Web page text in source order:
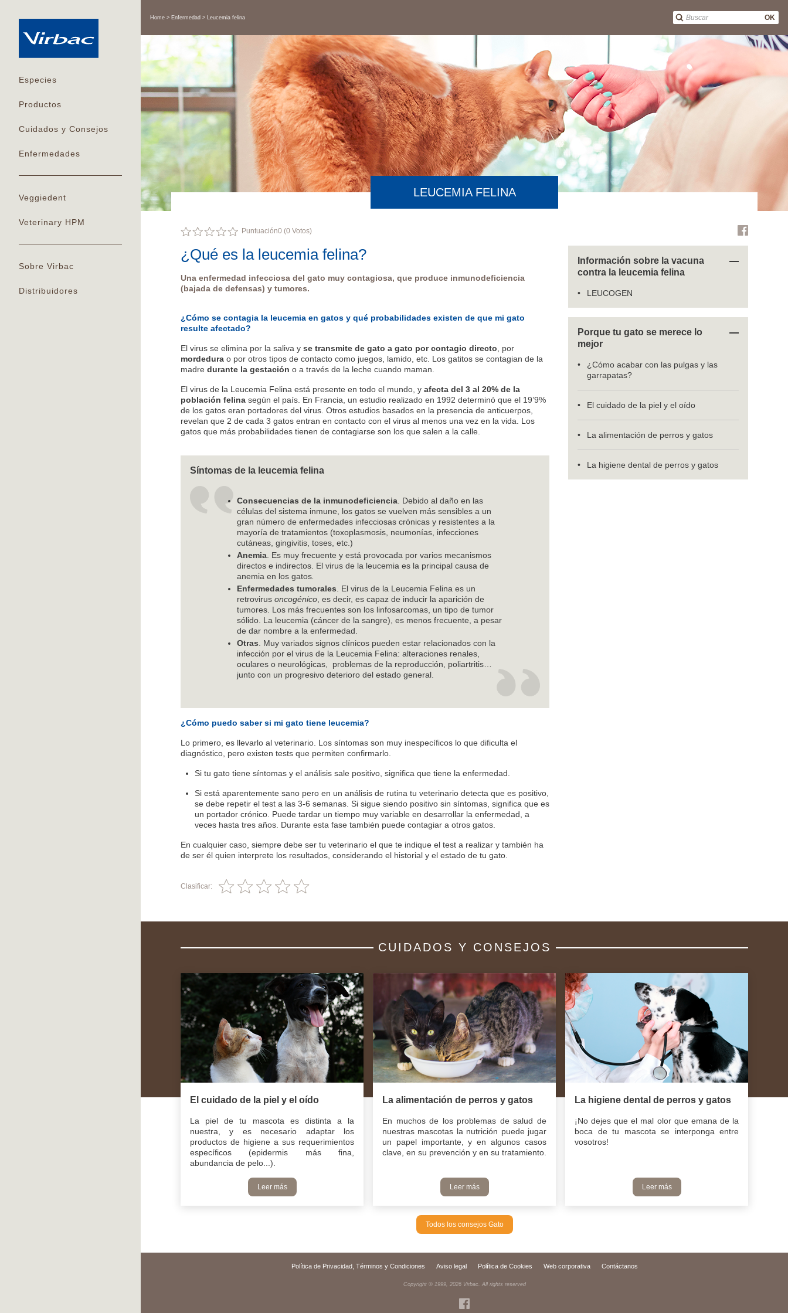
Especies
Productos
Cuidados y Consejos
Enfermedades
Veggiedent
Veterinary HPM
Sobre Virbac
Distribuidores
OK
Home Enfermedad Leucemia felina
LEUCEMIA FELINA
Puntuación0 (0 Votos)
¿Qué es la leucemia felina?
Una enfermedad infecciosa del gato muy contagiosa, que produce inmunodeficiencia
(bajada de defensas) y tumores.
¿Cómo se contagia la leucemia en gatos y qué probabilidades existen de que mi gato
resulte afectado?
El virus se elimina por la saliva y se transmite de gato a gato por contagio directo , por
mordedura o por otros tipos de contacto como juegos, lamido, etc. Los gatitos se contagian de la
madre durante la gestación o a través de la leche cuando maman.
El virus de la Leucemia Felina está presente en todo el mundo, y afecta del 3 al 20% de la
población felina según el país. En Francia, un estudio realizado en 1992 determinó que el 19’9%
de los gatos eran portadores del virus. Otros estudios basados en la presencia de anticuerpos,
revelan que 2 de cada 3 gatos entran en contacto con el virus al menos una vez en la vida. Los
gatos que más probabilidades tienen de contagiarse son los que salen a la calle.
Síntomas de la leucemia felina
Consecuencias de la inmunodeficiencia . Debido al daño en las
células del sistema inmune, los gatos se vuelven más sensibles a un
gran número de enfermedades infecciosas crónicas y resistentes a la
mayoría de tratamientos (toxoplasmosis, neumonías, infecciones
cutáneas, gingivitis, toses, etc.)
Anemia . Es muy frecuente y está provocada por varios mecanismos
directos e indirectos. El virus de la leucemia es la principal causa de
anemia en los gatos
Enfermedades tumorales . El virus de la Leucemia Felina es un
retrovirus oncogénico , es decir, es capaz de inducir la aparición de
tumores. Los más frecuentes son los linfosarcomas, un tipo de tumor
sólido. La leucemia (cáncer de la sangre), es menos frecuente, a pesar
de dar nombre a la enfermedad.
Otras . Muy variados signos clínicos pueden estar relacionados con la
infección por el virus de la Leucemia Felina: alteraciones renales,
oculares o neurológicas, problemas de la reproducción, poliartritis…
junto con un progresivo deterioro del estado general.
¿Cómo puedo saber si mi gato tiene leucemia?
Lo primero, es llevarlo al veterinario. Los síntomas son muy inespecíficos lo que dificulta el
diagnóstico, pero existen tests que permiten confirmarlo.
Si tu gato tiene síntomas y el análisis sale positivo, significa que tiene la enfermedad.
Si está aparentemente sano pero en un análisis de rutina tu veterinario detecta que es positivo,
se debe repetir el test a las 3-6 semanas. Si sigue siendo positivo sin síntomas, significa que es
un portador crónico. Puede tardar un tiempo muy variable en desarrollar la enfermedad, a
veces hasta tres años. Durante esta fase también puede contagiar a otros gatos.
En cualquier caso, siempre debe ser tu veterinario el que te indique el test a realizar y también ha
de ser él quien interprete los resultados, considerando el historial y el estado de tu gato.
Clasificar:
Información sobre la vacuna
contra la leucemia felina
LEUCOGEN
Porque tu gato se merece lo
mejor
¿Cómo acabar con las pulgas y las
garrapatas?
El cuidado de la piel y el oído
La alimentación de perros y gatos
La higiene dental de perros y gatos
CUIDADOS Y CONSEJOS
Leer más
El cuidado de la piel y el oído
La piel de tu mascota es distinta a la
nuestra, y es necesario adaptar los
productos de higiene a sus requerimientos
específicos (epidermis más fina,
abundancia de pelo...).
Leer más
La alimentación de perros y gatos
En muchos de los problemas de salud de
nuestras mascotas la nutrición puede jugar
un papel importante, y en algunos casos
clave, en su prevención y en su tratamiento.
Leer más
La higiene dental de perros y gatos
¡No dejes que el mal olor que emana de la
boca de tu mascota se interponga entre
vosotros!
Todos los consejos Gato
Política de Privacidad, Términos y Condiciones Aviso legal Política de Cookies Web corporativa Contáctanos
Copyright © 1999, 2026Virbac. All rights reserved